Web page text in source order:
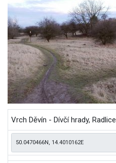
Vrch Děvín - Dívčí hrady, Radlice